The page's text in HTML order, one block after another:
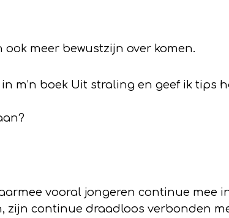
meer bewustzijn over komen.
m’n boek Uit straling en geef ik tips
vooral jongeren continue mee
zijn continue draadloos verbonden